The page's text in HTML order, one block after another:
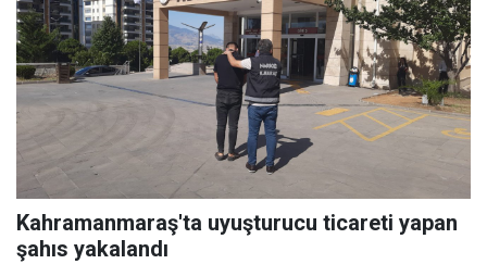
Kahramanmaraş'ta uyuşturucu ticareti yapan
şahıs yakalandı